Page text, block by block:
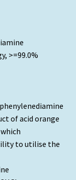
>=99.0%
of acid orange
to utilise the